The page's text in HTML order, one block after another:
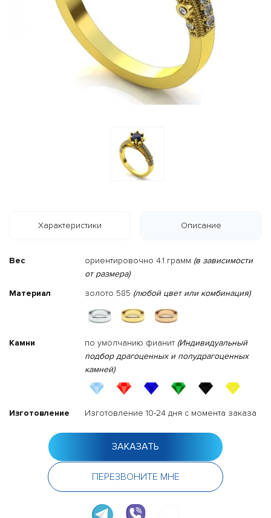
Характеристики Описание
Вес ориентировочно 4.1 грамм (в зависимости
от размера)
Материал
золото 585 (любой цвет или комбинация)
Камни по умолчанию фианит (Индивидуальный
подбор драгоценных и полудрагоценных
камней)
Изготовление Изготовление 10-24 дня с момента заказа
ЗАКАЗАТЬ
ПЕРЕЗВОНИТЕ МНЕ